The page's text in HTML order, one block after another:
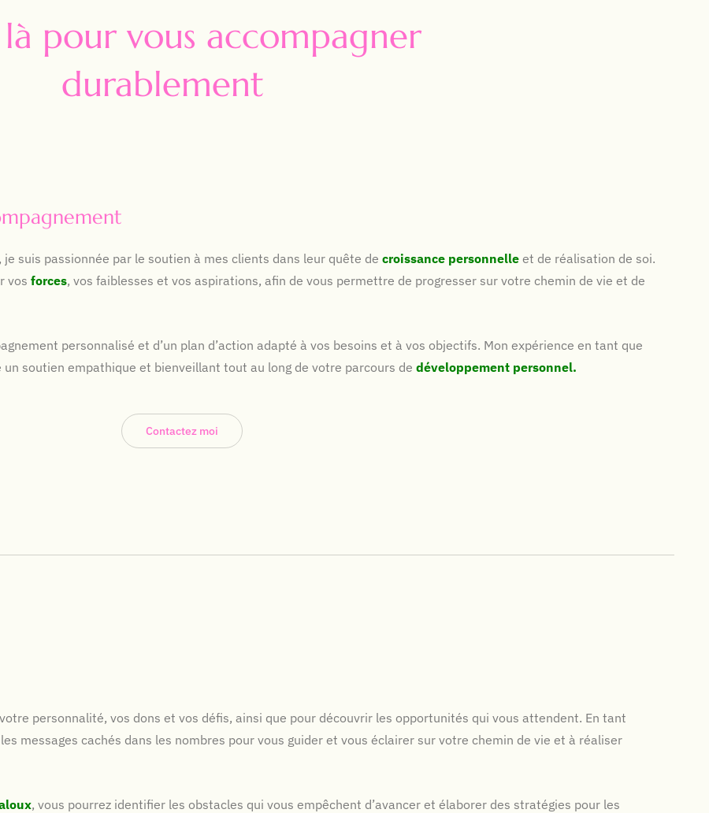
là pour vous accompagner
durablement
, je suis passionnée par le soutien à mes clients dans leur quête de croissance personnelle et de réalisation de soi.
vos forces, vos faiblesses et vos aspirations, afin de vous permettre de progresser sur votre chemin de vie et de
personnalisé et d’un plan d’action adapté à vos besoins et à vos objectifs. Mon expérience en tant que
un soutien empathique et bienveillant tout au long de votre parcours de développement personnel.
Contactez moi
personnalité, vos dons et vos défis, ainsi que pour découvrir les opportunités qui vous attendent. En tant
messages cachés dans les nombres pour vous guider et vous éclairer sur votre chemin de vie et à réaliser
, vous pourrez identifier les obstacles qui vous empêchent d’avancer et élaborer des stratégies pour les